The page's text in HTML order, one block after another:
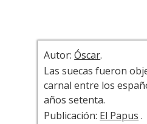
Autor:Óscar.
Las suecas fueron
carnal entre los
años setenta.
Publicación: El Papus .